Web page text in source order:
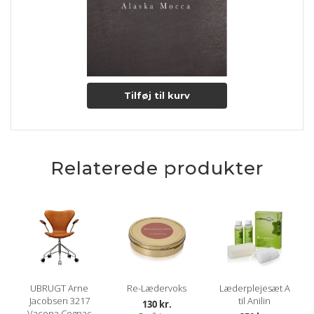
Tilføj til kurv
Relaterede produkter
UBRUGT Arne
Jacobsen 3217
Re-Lædervoks
130 kr.
Læderplejesæt A
til Anilin